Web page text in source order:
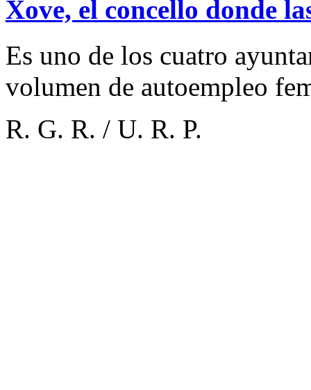
Xove, el concello donde
Es uno de los cuatro
volumen de autoempleo
R. G. R. / U. R. P.